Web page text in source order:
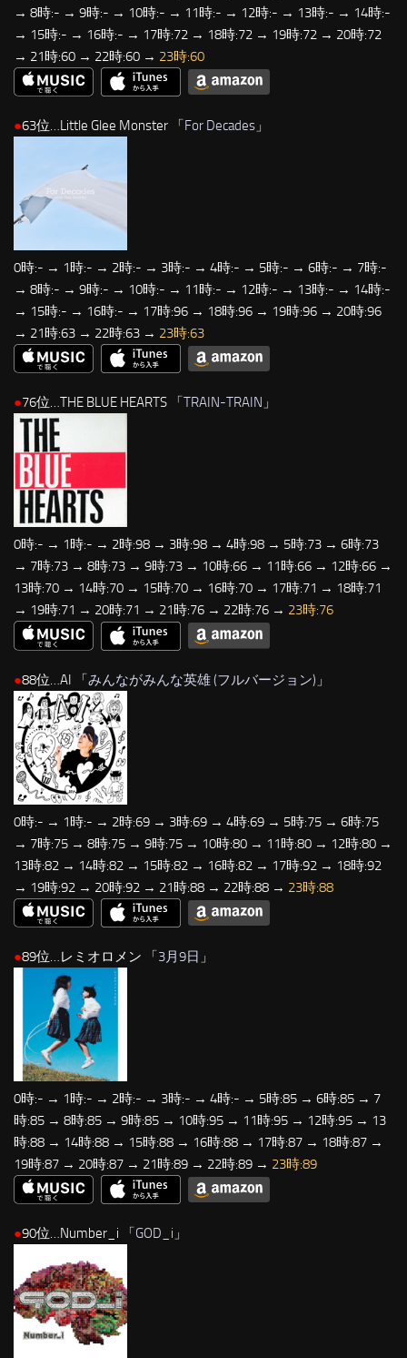
→ 8時:- → 9時:- → 10時:- → 11時:- → 12時:- → 13時:- → 14時:-
→ 15時:- → 16時:- → 17時:72 → 18時:72 → 19時:72 → 20時:72
→ 21時:60 → 22時:60 → 23時:60
●63位…Little Glee Monster 「For Decades 」
0時:- → 1時:- → 2時:- → 3時:- → 4時:- → 5時:- → 6時:- → 7時:-
→ 8時:- → 9時:- → 10時:- → 11時:- → 12時:- → 13時:- → 14時:-
→ 15時:- → 16時:- → 17時:96 → 18時:96 → 19時:96 → 20時:96
→ 21時:63 → 22時:63 → 23時:63
●76位…THE BLUE HEARTS 「 TRAIN-TRAIN 」
0時:- → 1時:- → 2時:98 → 3時:98 → 4時:98 → 5時:73 → 6時:73
→ 7時:73 → 8時:73 → 9時:73 → 10時:66 → 11時:66 → 12時:66 →
13時:70 → 14時:70 → 15時:70 → 16時:70 → 17時:71 → 18時:71
→ 19時:71 → 20時:71 → 21時:76 → 22時:76 → 23時:76
●88位…AI 「みんながみんな英雄 (フルバージョン) 」
0時:- → 1時:- → 2時:69 → 3時:69 → 4時:69 → 5時:75 → 6時:75
→ 7時:75 → 8時:75 → 9時:75 → 10時:80 → 11時:80 → 12時:80 →
13時:82 → 14時:82 → 15時:82 → 16時:82 → 17時:92 → 18時:92
→ 19時:92 → 20時:92 → 21時:88 → 22時:88 → 23時:88
●89位…レミオロメン 「3月9日 」
0時:- → 1時:- → 2時:- → 3時:- → 4時:- → 5時:85 → 6時:85 → 7
時:85 → 8時:85 → 9時:85 → 10時:95 → 11時:95 → 12時:95 → 13
時:88 → 14時:88 → 15時:88 → 16時:88 → 17時:87 → 18時:87 →
19時:87 → 20時:87 → 21時:89 → 22時:89 → 23時:89
●90位…Number_i 「GOD_i 」